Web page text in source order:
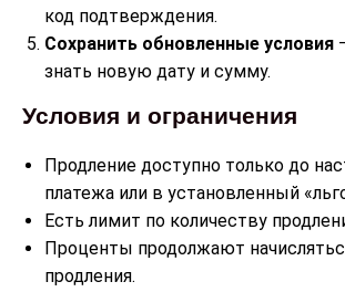
код подтверждения.
Сохранить обновленные условия
знать новую дату и сумму.
Условия и ограничения
Продление доступно только до
платежа или в установленный
Есть лимит по количеству
Проценты продолжают
продления.